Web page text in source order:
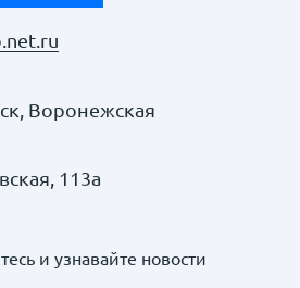
Воронежская
113а
и узнавайте новости